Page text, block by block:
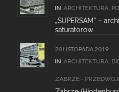
IN ARCHITEKTURA,
„SUPERSAM” –
saturatorów.
20 LISTOPADA 2019
IN ARCHITEKTURA,
ZABRZE -